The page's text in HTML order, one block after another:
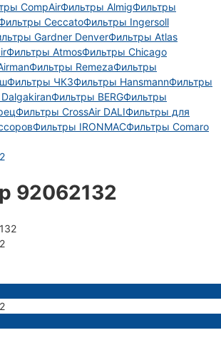
CompAirФильтры AlmigФильтры
CeccatoФильтры Ingersoll
Gardner DenverФильтры Atlas
Фильтры AtmosФильтры Chicago
Фильтры RemezaФильтры
Фильтры ЧКЗФильтры HansmannФильтры
Фильтры BERGФильтры
Фильтры CrossAir DALIФильтры для
Фильтры IRONMACФильтры Comaro
92062132